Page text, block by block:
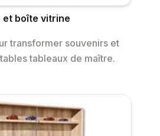
et boîte vitrine
transformer souvenirs et
tableaux de maître.